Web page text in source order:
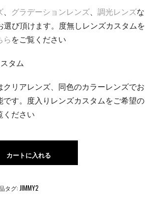
、 グラデーションレンズ、 調光レンズな
選び頂けます。度無しレンズカスタムを
らをご覧ください
タム
クリアレンズ、同色のカラーレンズでお
す。度入りレンズカスタムをご希望の
ください
カートに入れる
タグ: JIMMY2